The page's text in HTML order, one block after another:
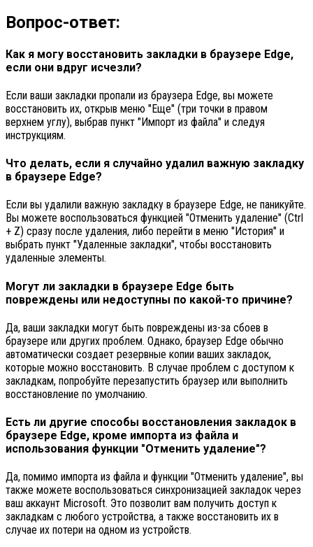
Вопрос-ответ:
Как я могу восстановить закладки в браузере Edge,
если они вдруг исчезли?
Если ваши закладки пропали из браузера Edge, вы можете
восстановить их, открыв меню "Еще" (три точки в правом
верхнем углу), выбрав пункт "Импорт из файла" и следуя
инструкциям.
Что делать, если я случайно удалил важную закладку
в браузере Edge?
Если вы удалили важную закладку в браузере Edge, не паникуйте.
Вы можете воспользоваться функцией "Отменить удаление" (Ctrl
+ Z) сразу после удаления, либо перейти в меню "История" и
выбрать пункт "Удаленные закладки", чтобы восстановить
удаленные элементы.
Могут ли закладки в браузере Edge быть
повреждены или недоступны по какой-то причине?
Да, ваши закладки могут быть повреждены из-за сбоев в
браузере или других проблем. Однако, браузер Edge обычно
автоматически создает резервные копии ваших закладок,
которые можно восстановить. В случае проблем с доступом к
закладкам, попробуйте перезапустить браузер или выполнить
восстановление по умолчанию.
Есть ли другие способы восстановления закладок в
браузере Edge, кроме импорта из файла и
использования функции "Отменить удаление"?
Да, помимо импорта из файла и функции "Отменить удаление", вы
также можете воспользоваться синхронизацией закладок через
ваш аккаунт Microsoft. Это позволит вам получить доступ к
закладкам с любого устройства, а также восстановить их в
случае их потери на одном из устройств.